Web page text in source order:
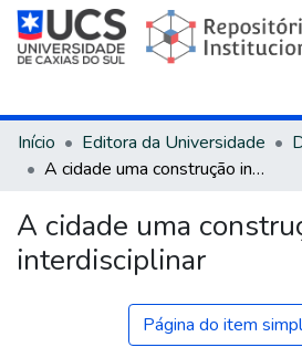
Início Editora da Universidade
A cidade uma construção interdisciplinar
A cidade uma
interdisciplinar
Página do item